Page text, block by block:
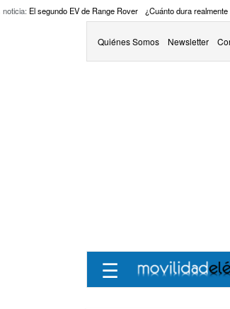
noticia: El segundo EV de Range Rover ¿Cuánto dura
Quiénes Somos Newsletter
☰